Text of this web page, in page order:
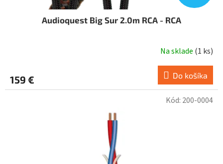
Audioquest Big Sur 2.0m RCA - RCA
Na sklade (1 ks)
159 € Do košíka
Kód: 200-0004